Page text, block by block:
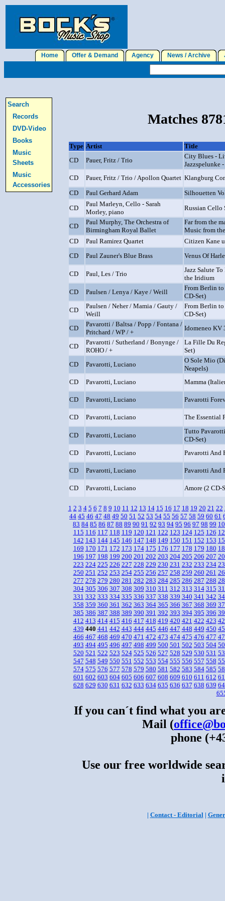
Home Offer & Demand Agency News / Archive
Search
Records
DVD-Video
Books
Music
Sheets
Music
Accessories
Matches
Type Artist
Title
CD
Pauer, Fritz / Trio
City Blues -
Jazzspelunke
CD
Pauer, Fritz / Trio / Apollon Quartet Klangburg
CD
Paul Gerhard Adam
Silhouetten
CD
Paul Marleyn, Cello - Sarah
Morley, piano
Russian Cello
CD
Paul Murphy, The Orchestra of
Birmingham Royal Ballet
Far from the
Music from
CD
Paul Ramirez Quartet
Citizen Kane
CD
Paul Zauner's Blue Brass Venus Of
CD Paul, Les / Trio
Jazz Salute
the Iridium
CD
Paulsen / Lenya / Kaye / Weill
From Berlin
CD-Set)
CD
Paulsen / Neher / Mamia / Gauty /
Weill
From Berlin
CD-Set)
CD
Pavarotti / Baltsa / Popp / Fontana /
Pritchard / WP / +
Idomeneo KV
CD
Pavarotti / Sutherland / Bonynge /
ROHO / +
La Fille Du
Set)
CD
Pavarotti, Luciano
O Sole Mio
Neapels)
CD
Pavarotti, Luciano Mamma
CD Pavarotti, Luciano Pavarotti
CD Pavarotti, Luciano The Essential
CD Pavarotti, Luciano
Tutto
CD-Set)
CD
Pavarotti, Luciano Pavarotti And
CD Pavarotti, Luciano Pavarotti And
CD Pavarotti, Luciano Amore (2 CD-
1 2 3 4 5 6 7 8 9 10 11 12 13 14 15 16 17 18 19 20 21 22
44 45 46 47 48 49 50 51 52 53 54 55 56 57 58 59 60 61
83 84 85 86 87 88 89 90 91 92 93 94 95 96 97 98 99
115 116 117 118 119 120 121 122 123 124 125 126
142 143 144 145 146 147 148 149 150 151 152 153
169 170 171 172 173 174 175 176 177 178 179 180
196 197 198 199 200 201 202 203 204 205 206 207
223 224 225 226 227 228 229 230 231 232 233 234
250 251 252 253 254 255 256 257 258 259 260 261
277 278 279 280 281 282 283 284 285 286 287 288
304 305 306 307 308 309 310 311 312 313 314 315
331 332 333 334 335 336 337 338 339 340 341 342
358 359 360 361 362 363 364 365 366 367 368 369
385 386 387 388 389 390 391 392 393 394 395 396
412 413 414 415 416 417 418 419 420 421 422 423
439 440 441 442 443 444 445 446 447 448 449 450
466 467 468 469 470 471 472 473 474 475 476 477
493 494 495 496 497 498 499 500 501 502 503 504
520 521 522 523 524 525 526 527 528 529 530 531
547 548 549 550 551 552 553 554 555 556 557 558
574 575 576 577 578 579 580 581 582 583 584 585
601 602 603 604 605 606 607 608 609 610 611 612
628 629 630 631 632 633 634 635 636 637 638 639
If you can´t find what you
Mail (
phone
Use our free worldwide
| Contact - Editorial|